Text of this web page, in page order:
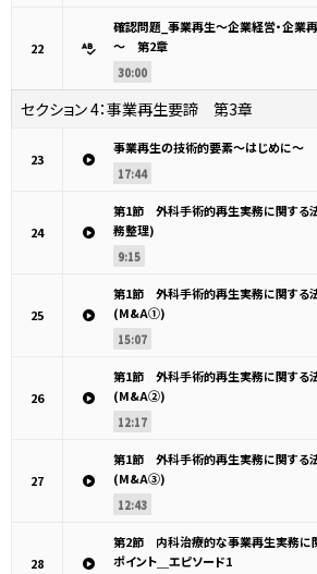
22
確認問題_事業再生～企業経営・企業
～ 第2章
30:00
セクション 4：事業再生要諦 第3章
23
事業再生の技術的要素～はじめに～
17:44
24
第1節 外科手術的再生実務に関する
務整理)
9:15
25
第1節 外科手術的再生実務に関する
(M&A①)
15:07
26
第1節 外科手術的再生実務に関する
(M&A②)
12:17
27
第1節 外科手術的再生実務に関する
(M&A③)
12:43
28
第2節 内科治療的な事業再生実務に
ポイント＿エピソード1